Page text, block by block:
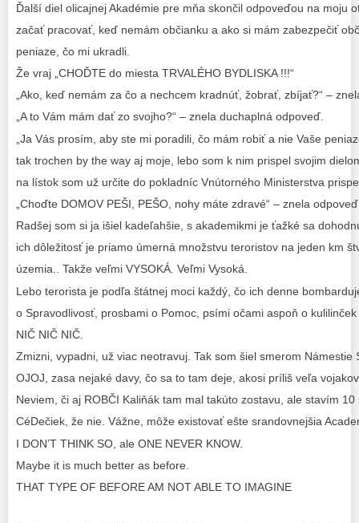
Ďalší diel olicajnej Akadémie pre mňa skončil odpoveďou na moju
začať pracovať, keď nemám občianku a ako si mám zabezpečiť
peniaze, čo mi ukradli.
Že vraj „CHOĎTE do miesta TRVALÉHO BYDLISKA !!!“
„Ako, keď nemám za čo a nechcem kradnúť, žobrať, zbíjať?“ –
„A to Vám mám dať zo svojho?“ – znela duchaplná odpoveď.
„Ja Vás prosím, aby ste mi poradili, čo mám robiť a nie Vaše
tak trochen by the way aj moje, lebo som k nim prispel svojim
na lístok som už určite do pokladníc Vnútorného Ministerstva
„Choďte DOMOV PEŠI, PEŠO, nohy máte zdravé“ – znela
Radšej som si ja išiel kadeľahšie, s akademikmi je ťažké sa
ich dôležitosť je priamo úmerná množstvu teroristov na jeden km
územia.. Takže veľmi VYSOKÁ. Veľmi Vysoká.
Lebo terorista je podľa štátnej moci každý, čo ich denne
o Spravodlivosť, prosbami o Pomoc, psími očami aspoň o
NIČ NIČ NIČ.
Zmizni, vypadni, už viac neotravuj. Tak som šiel smerom Námestie
OJOJ, zasa nejaké davy, čo sa to tam deje, akosi príliš veľa
Neviem, či aj ROBČI Kaliňák tam mal takúto zostavu, ale stavím
CéDečiek, že nie. Vážne, môže existovať ešte srandovnejšia
I DON’T THINK SO, ale ONE NEVER KNOW.
Maybe it is much better as before.
THAT TYPE OF BEFORE AM NOT ABLE TO IMAGINE